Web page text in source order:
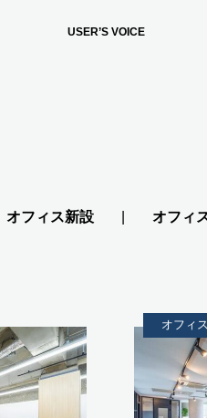
USER’S VOICE
オフィス新設 オフィ
オフィ